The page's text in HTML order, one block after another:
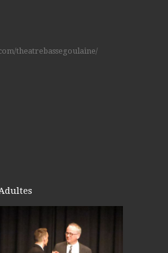
theatrebassegoulaine/